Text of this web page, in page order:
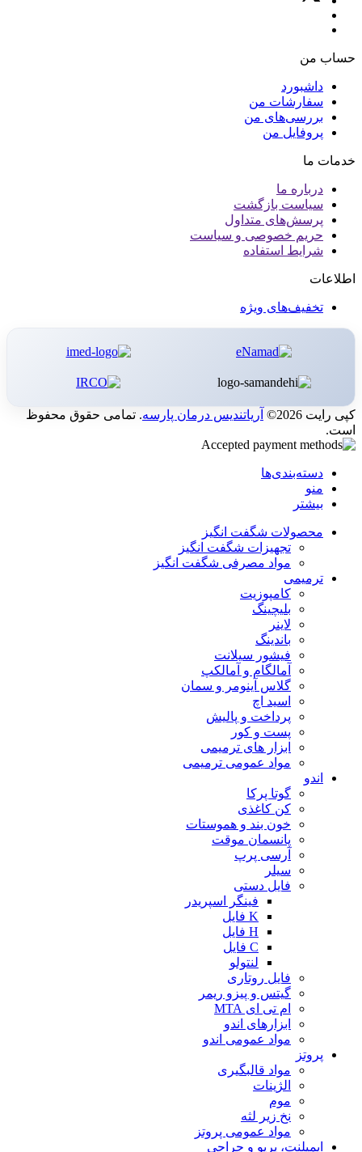
حساب من
داشبورد
سفارشات من
بررسی‌های من
پروفایل من
خدمات ما
درباره ما
سیاست بازگشت
پرسش‌های متداول
حریم خصوصی و سیاست
شرایط استفاده
اطلاعات
تخفیف‌های ویژه
کپی رایت 2026© آریاتندیس درمان پارسه. تمامی حقوق محفوظ
است.
دسته‌بندی‌ها
منو
بیشتر
محصولات شگفت انگیز
تجهیزات شگفت انگیز
مواد مصرفی شگفت انگیز
ترمیمی
کامپوزیت
بلیچینگ
لاینر
باندینگ
فیشور سیلانت
آمالگام و آمالکپ
گلاس آینومر و سمان
اسید اچ
پرداخت و پالیش
پست و کور
ابزار های ترمیمی
مواد عمومی ترمیمی
اندو
گوتا پرکا
کن کاغذی
خون بند و هموستات
پانسمان موقت
آرسی پرپ
سیلر
فایل دستی
فینگر اسپریدر
K فایل
H فایل
C فایل
لنتولو
فایل روتاری
گیتس و پیزو ریمر
ام تی ای MTA
ابزارهای اندو
مواد عمومی اندو
پروتز
مواد قالبگیری
الژینات
موم
نخ زیر لثه
مواد عمومی پروتز
ایمپلنت، پریو و جراحی